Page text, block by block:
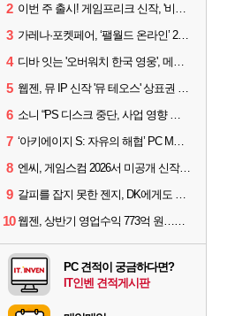
2 이번 주 출시! 게임프리크 신작, '비스트 오브 리인카네이션'
3 가레나·포켓페어, ‘팰월드 온라인’ 2026년 출시 예고
4 디바 잇는 '오버워치 한국 영웅', 메카 파일럿 디몬 나온다
5 웹젠, 뮤 IP 신작 '뮤 테오스' 상표권 출원
6 소니 “PS 디스크 중단, 사업 영향 없다”
7 ‘아키에이지 S: 자유의 해협’ PC MMORPG로 개발한다
8 엔씨, 게임스컴 2026서 미공개 신작 최초 공개
9 갈피를 잡지 못한 젠지, DK에게도 0:2 패배
10 웹젠, 상반기 영업수익 773억 원…순이익 89% 증가
PC 견적이 궁금하다면?
IT인벤 견적게시판